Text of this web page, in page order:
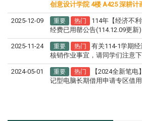
创意设计学院 4楼 A425 深耕计
2025-12-09 重要 热门
114年【经济不
经费已用罄公告(114.12.09更新)
2025-11-24 重要 热门
有关114-1学期
核销作业事宜，请同学们注意
2024-05-01 重要 热门
【2024全新笔
记型电脑长期借用申请专区借用